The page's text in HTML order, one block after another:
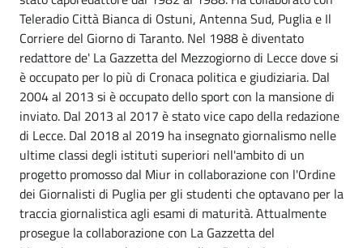
Teleradio Città Bianca di Ostuni, Antenna Sud, Puglia e Il
Corriere del Giorno di Taranto. Nel 1988 è diventato
redattore de' La Gazzetta del Mezzogiorno di Lecce dove si
è occupato per lo più di Cronaca politica e giudiziaria. Dal
2004 al 2013 si è occupato dello sport con la mansione di
inviato. Dal 2013 al 2017 è stato vice capo della redazione
di Lecce. Dal 2018 al 2019 ha insegnato giornalismo nelle
ultime classi degli istituti superiori nell'ambito di un
progetto promosso dal Miur in collaborazione con l'Ordine
dei Giornalisti di Puglia per gli studenti che optavano per la
traccia giornalistica agli esami di maturità. Attualmente
prosegue la collaborazione con La Gazzetta del